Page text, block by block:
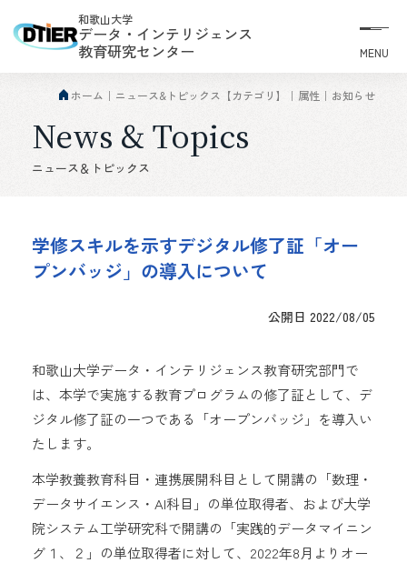
和歌山大学
データ・インテリジェンス
教育研究センター MENU
ホーム ニュース&トピックス【カテゴリ】 属性 お知らせ
News & Topics
ニュース＆トピックス
学修スキルを示すデジタル修了証「オー
プンバッジ」の導入について
公開日 2022/08/05
和歌山大学データ・インテリジェンス教育研究部門で
は、本学で実施する教育プログラムの修了証として、デ
ジタル修了証の一つである「オープンバッジ」を導入い
たします。
本学教養教育科目・連携展開科目として開講の「数理・
データサイエンス・AI科目」の単位取得者、および大学
院システム工学研究科で開講の「実践的データマイニン
グ１、２」の単位取得者に対して、2022年8月よりオー